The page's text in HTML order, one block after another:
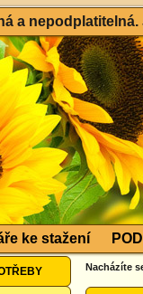
a
ke stažení
Nacházíte